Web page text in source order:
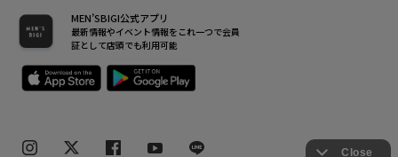
MEN’SBIGI公式アプリ
最新情報やイベント情報をこれ一つで会員
証として店頭でも利用可能